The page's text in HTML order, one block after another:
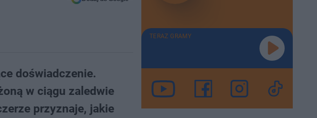
doświadczenie.
w ciągu zaledwie
przyznaje, jakie
TERAZ GRAMY